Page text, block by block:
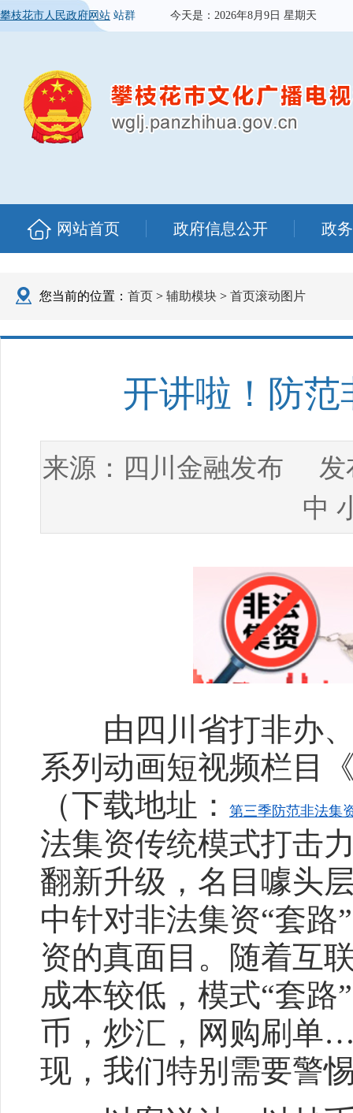
攀枝花市人民政府网站 站群 今天是： 2026年8月9日 星期天
网站首页 政府信息公开 政
您当前的位置： 首页 > 辅助模块 > 首页滚动图片
开讲啦！防
来源： 四川金融发布 发
中
由四川省打非办、
系列动画短视频栏目
（下载地址：
第三季防范非法集
法集资传统模式打击
翻新升级，名目噱头
中针对非法集资“套
资的真面目。随着互
成本较低，模式“套
币，炒汇，网购刷单
现，我们特别需要警